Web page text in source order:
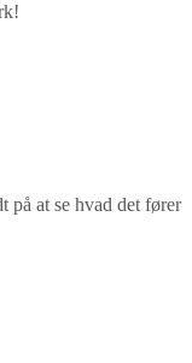
på at se hvad det fører